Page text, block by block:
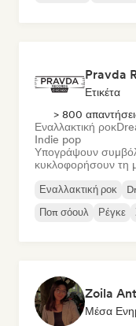
Pravda
Ετικέτα
> 800
Εναλλακτική ροκ
Indie pop
Υπογράψουν
κυκλοφορήσουν τη
Εναλλακτική ροκ
Ποπ σόουλ
Ρέγκε
Zoila
Μέσα